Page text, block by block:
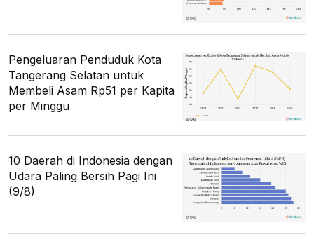
Pengeluaran Penduduk Kota
Tangerang Selatan untuk
Membeli Asam Rp51 per Kapita
per Minggu
10 Daerah di Indonesia dengan
Udara Paling Bersih Pagi Ini
(9/8)